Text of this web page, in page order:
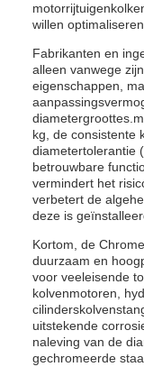
willen optimaliseren.
Fabrikanten en
alleen vanwege
eigenschappen,
kg, de consistente
diametertolerantie
betrouwbare
vermindert het
verbetert de
deze is
Kortom, de
duurzaam en
voor veeleisende
kolvenmotoren,
uitstekende
naleving van de
gechromeerde